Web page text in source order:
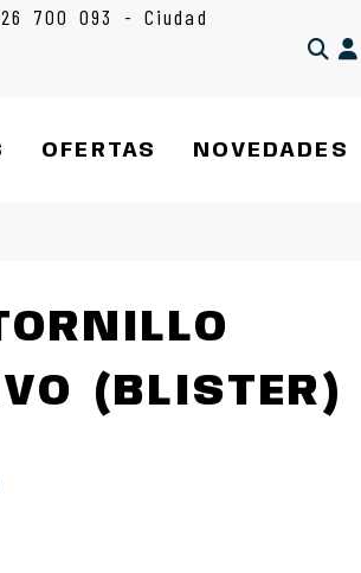
700 093 - Ciudad
OFERTAS NOVEDADES
(BLISTER)